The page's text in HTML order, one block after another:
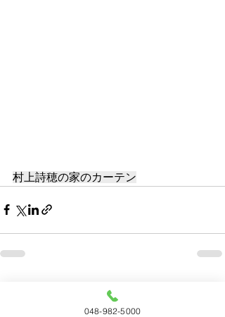
村上詩穂の家のカーテン
048-982-5000